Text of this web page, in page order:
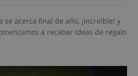
se acerca final de año, ¡increíble! y
a recabar ideas de regalo